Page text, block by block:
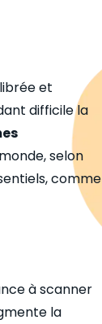
et
difficile la
selon
comme
à scanner
la